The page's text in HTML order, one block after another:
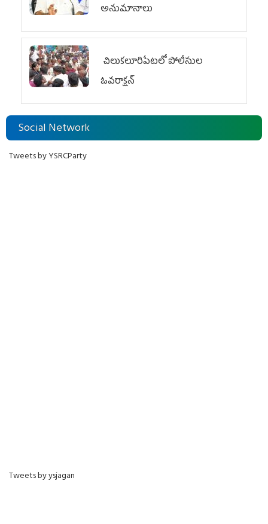
అనుమానాలు
చిలుక‌లూరిపేట‌లో పోలీసుల
ఓవ‌రాక్ష‌న్‌
Social Network
Tweets by YSRCParty
Tweets by ysjagan